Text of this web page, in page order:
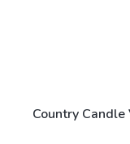
Country Candle